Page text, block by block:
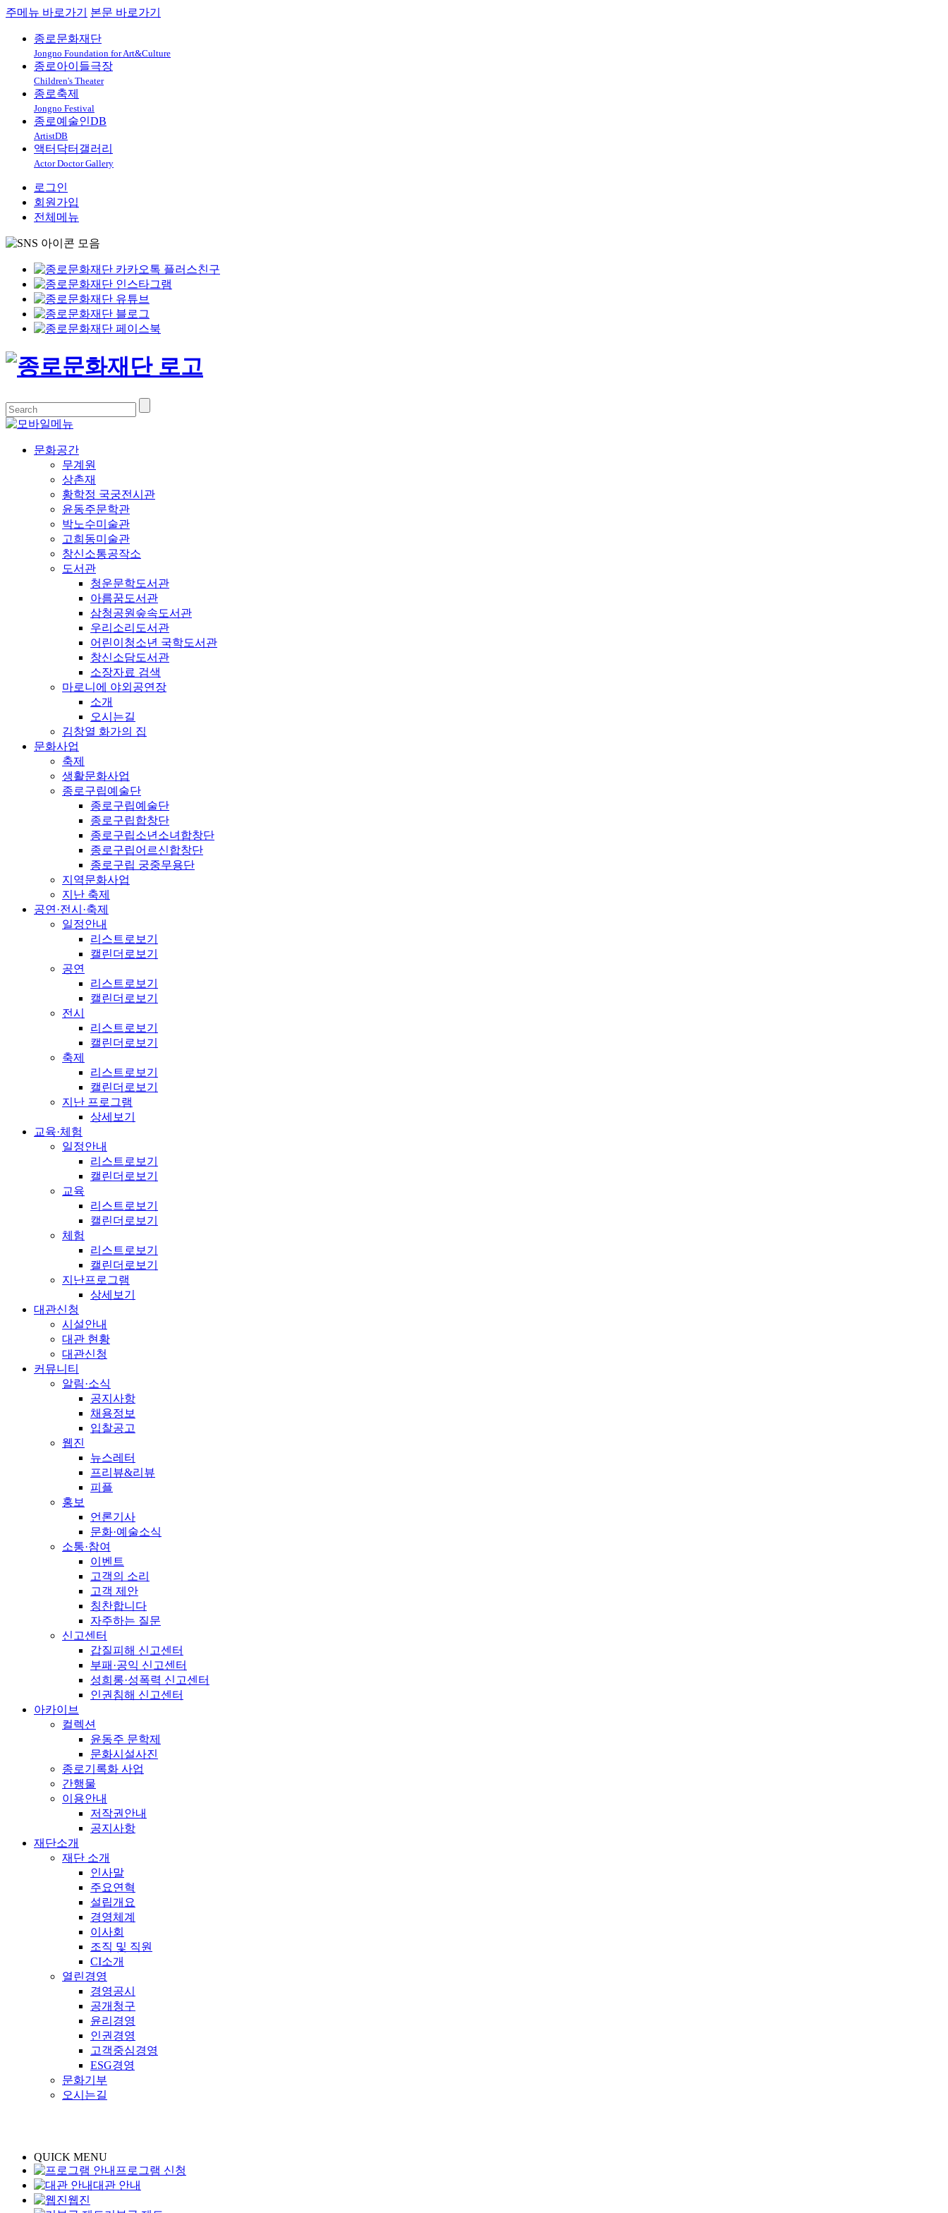
주메뉴 바로가기 본문 바로가기
종로문화재단
Jongno Foundation for Art&Culture
종로아이들극장
Children's Theater
종로축제
Jongno Festival
종로예술인DB
ArtistDB
액터닥터갤러리
Actor Doctor Gallery
로그인
회원가입
전체메뉴
문화공간
무계원
상촌재
황학정 국궁전시관
윤동주문학관
박노수미술관
고희동미술관
창신소통공작소
도서관
청운문학도서관
아름꿈도서관
삼청공원숲속도서관
우리소리도서관
어린이청소년 국학도서관
창신소담도서관
소장자료 검색
마로니에 야외공연장
소개
오시는길
김창열 화가의 집
문화사업
축제
생활문화사업
종로구립예술단
종로구립예술단
종로구립합창단
종로구립소년소녀합창단
종로구립어르신합창단
종로구립 궁중무용단
지역문화사업
지난 축제
공연·전시·축제
일정안내
리스트로보기
캘린더로보기
공연
리스트로보기
캘린더로보기
전시
리스트로보기
캘린더로보기
축제
리스트로보기
캘린더로보기
지난 프로그램
상세보기
교육·체험
일정안내
리스트로보기
캘린더로보기
교육
리스트로보기
캘린더로보기
체험
리스트로보기
캘린더로보기
지난프로그램
상세보기
대관신청
시설안내
대관 현황
대관신청
커뮤니티
알림·소식
공지사항
채용정보
입찰공고
웹진
뉴스레터
프리뷰&리뷰
피플
홍보
언론기사
문화·예술소식
소통·참여
이벤트
고객의 소리
고객 제안
칭찬합니다
자주하는 질문
신고센터
갑질피해 신고센터
부패·공익 신고센터
성희롱·성폭력 신고센터
인권침해 신고센터
아카이브
컬렉션
윤동주 문학제
문화시설사진
종로기록화 사업
간행물
이용안내
저작권안내
공지사항
재단소개
재단 소개
인사말
주요연혁
설립개요
경영체계
이사회
조직 및 직원
CI소개
열린경영
경영공시
공개청구
윤리경영
인권경영
고객중심경영
ESG경영
문화기부
오시는길
QUICK MENU
프로그램 신청
대관 안내
웹진